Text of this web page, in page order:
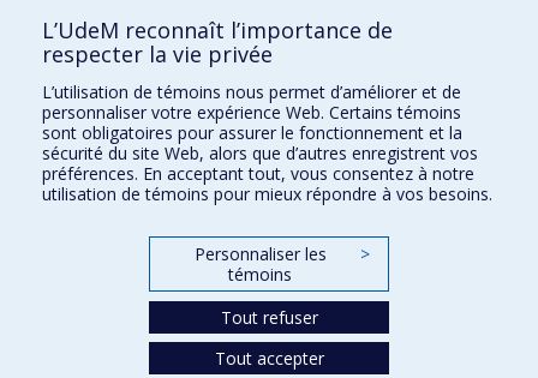
Qui fait quoi?
Nous trouver
Plan du site
Accessibilité
L’UdeM reconnaît l’importance de
respecter la vie privée
L’utilisation de témoins nous permet d’améliorer et de
personnaliser votre expérience Web. Certains témoins
sont obligatoires pour assurer le fonctionnement et la
sécurité du site Web, alors que d’autres enregistrent vos
préférences. En acceptant tout, vous consentez à notre
utilisation de témoins pour mieux répondre à vos besoins.
Personnaliser les
témoins
>
Tout refuser
Tout accepter